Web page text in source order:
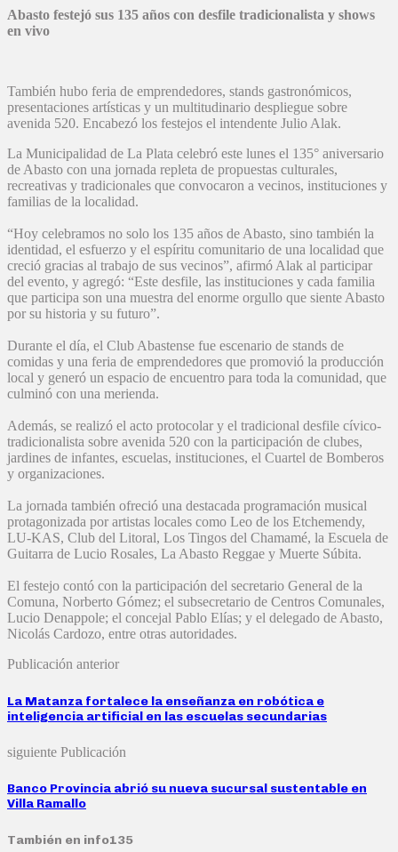
Abasto festejó sus 135 años con desfile tradicionalista y shows
en vivo
También hubo feria de emprendedores, stands gastronómicos,
presentaciones artísticas y un multitudinario despliegue sobre
avenida 520. Encabezó los festejos el intendente Julio Alak.
La Municipalidad de La Plata celebró este lunes el 135° aniversario
de Abasto con una jornada repleta de propuestas culturales,
recreativas y tradicionales que convocaron a vecinos, instituciones y
familias de la localidad.
“Hoy celebramos no solo los 135 años de Abasto, sino también la
identidad, el esfuerzo y el espíritu comunitario de una localidad que
creció gracias al trabajo de sus vecinos”, afirmó Alak al participar
del evento, y agregó: “Este desfile, las instituciones y cada familia
que participa son una muestra del enorme orgullo que siente Abasto
por su historia y su futuro”.
Durante el día, el Club Abastense fue escenario de stands de
comidas y una feria de emprendedores que promovió la producción
local y generó un espacio de encuentro para toda la comunidad, que
culminó con una merienda.
Además, se realizó el acto protocolar y el tradicional desfile cívico-
tradicionalista sobre avenida 520 con la participación de clubes,
jardines de infantes, escuelas, instituciones, el Cuartel de Bomberos
y organizaciones.
La jornada también ofreció una destacada programación musical
protagonizada por artistas locales como Leo de los Etchemendy,
LU-KAS, Club del Litoral, Los Tingos del Chamamé, la Escuela de
Guitarra de Lucio Rosales, La Abasto Reggae y Muerte Súbita.
El festejo contó con la participación del secretario General de la
Comuna, Norberto Gómez; el subsecretario de Centros Comunales,
Lucio Denappole; el concejal Pablo Elías; y el delegado de Abasto,
Nicolás Cardozo, entre otras autoridades.
Publicación anterior
La Matanza fortalece la enseñanza en robótica e
inteligencia artificial en las escuelas secundarias
siguiente Publicación
Banco Provincia abrió su nueva sucursal sustentable en
Villa Ramallo
También en info135